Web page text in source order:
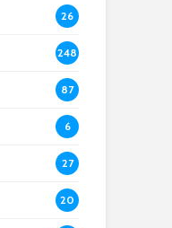
26
248
87
6
27
20